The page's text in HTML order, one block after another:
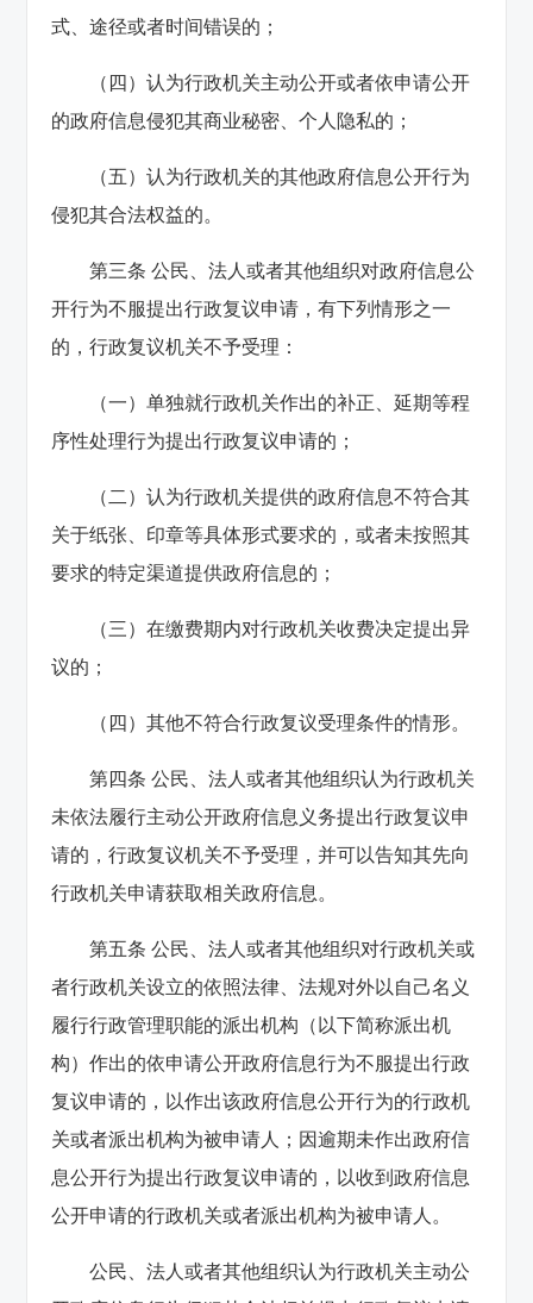
式、途径或者时间错误的；
（四）认为行政机关主动公开或者依申请公开
的政府信息侵犯其商业秘密、个人隐私的；
（五）认为行政机关的其他政府信息公开行为
侵犯其合法权益的。
第三条 公民、法人或者其他组织对政府信息公
开行为不服提出行政复议申请，有下列情形之一
的，行政复议机关不予受理：
（一）单独就行政机关作出的补正、延期等程
序性处理行为提出行政复议申请的；
（二）认为行政机关提供的政府信息不符合其
关于纸张、印章等具体形式要求的，或者未按照其
要求的特定渠道提供政府信息的；
（三）在缴费期内对行政机关收费决定提出异
议的；
（四）其他不符合行政复议受理条件的情形。
第四条 公民、法人或者其他组织认为行政机关
未依法履行主动公开政府信息义务提出行政复议申
请的，行政复议机关不予受理，并可以告知其先向
行政机关申请获取相关政府信息。
第五条 公民、法人或者其他组织对行政机关或
者行政机关设立的依照法律、法规对外以自己名义
履行行政管理职能的派出机构（以下简称派出机
构）作出的依申请公开政府信息行为不服提出行政
复议申请的，以作出该政府信息公开行为的行政机
关或者派出机构为被申请人；因逾期未作出政府信
息公开行为提出行政复议申请的，以收到政府信息
公开申请的行政机关或者派出机构为被申请人。
公民、法人或者其他组织认为行政机关主动公